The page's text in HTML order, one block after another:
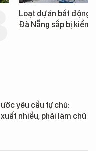
Loạt dự án bất động
Đà Nẵng sắp bị kiểm
yêu cầu tự chủ:
nhiều, phải làm chủ